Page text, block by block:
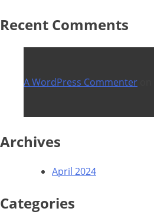
Recent Comments
A WordPress Commenter
Archives
April 2024
Categories